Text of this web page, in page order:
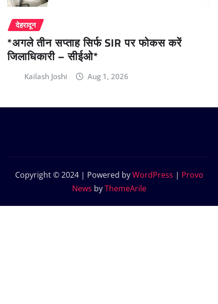
देहरादून
*अगले तीन सप्ताह सिर्फ SIR पर फोकस करें
जिलाधिकारी – सीईओ*
Kailash Joshi Aug 1, 2026
Copyright © 2024 | Powered byWordPress | Provo
News byThemeArile